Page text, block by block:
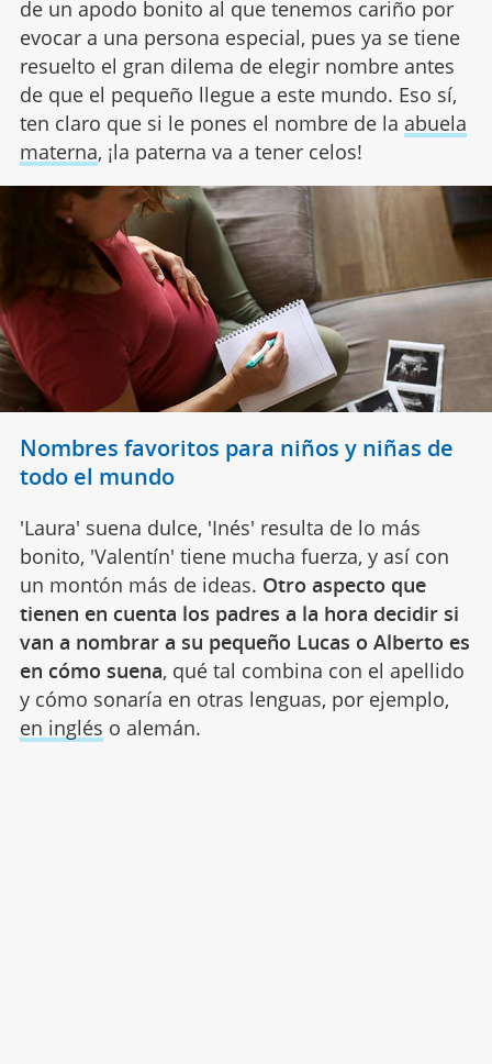
de un apodo bonito al que tenemos cariño por
evocar a una persona especial, pues ya se tiene
resuelto el gran dilema de elegir nombre antes
de que el pequeño llegue a este mundo. Eso sí,
ten claro que si le pones el nombre de la abuela
materna, ¡la paterna va a tener celos!
Nombres favoritos para niños y niñas de
todo el mundo
'Laura' suena dulce, 'Inés' resulta de lo más
bonito, 'Valentín' tiene mucha fuerza, y así con
un montón más de ideas. Otro aspecto que
tienen en cuenta los padres a la hora decidir si
van a nombrar a su pequeño Lucas o Alberto es
en cómo suena, qué tal combina con el apellido
y cómo sonaría en otras lenguas, por ejemplo,
en inglés o alemán.